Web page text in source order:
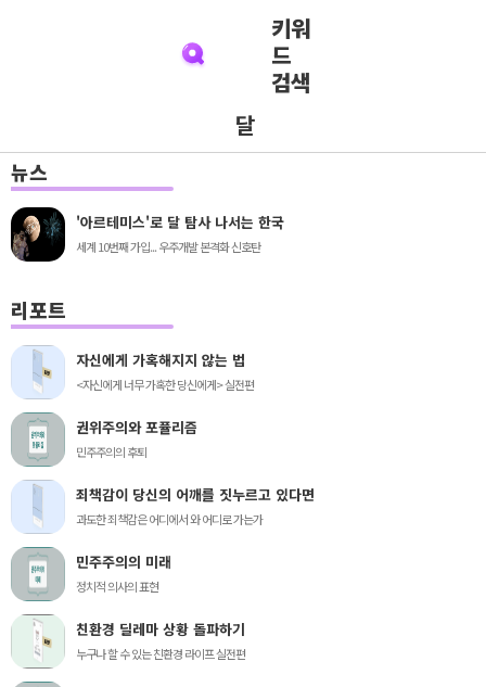
키워
드
검색
달
뉴스
'아르테미스'로 달 탐사 나서는 한국
세계 10번째 가입... 우주개발 본격화 신호탄
리포트
자신에게 가혹해지지 않는 법
<자신에게 너무 가혹한 당신에게> 실전편
권위주의와 포퓰리즘
민주주의의 후퇴
죄책감이 당신의 어깨를 짓누르고 있다면
과도한 죄책감은 어디에서 와 어디로 가는가
민주주의의 미래
정치적 의사의 표현
친환경 딜레마 상황 돌파하기
누구나 할 수 있는 친환경 라이프 실전편